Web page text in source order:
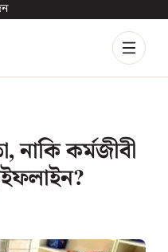
নাকি কর্মজীবী